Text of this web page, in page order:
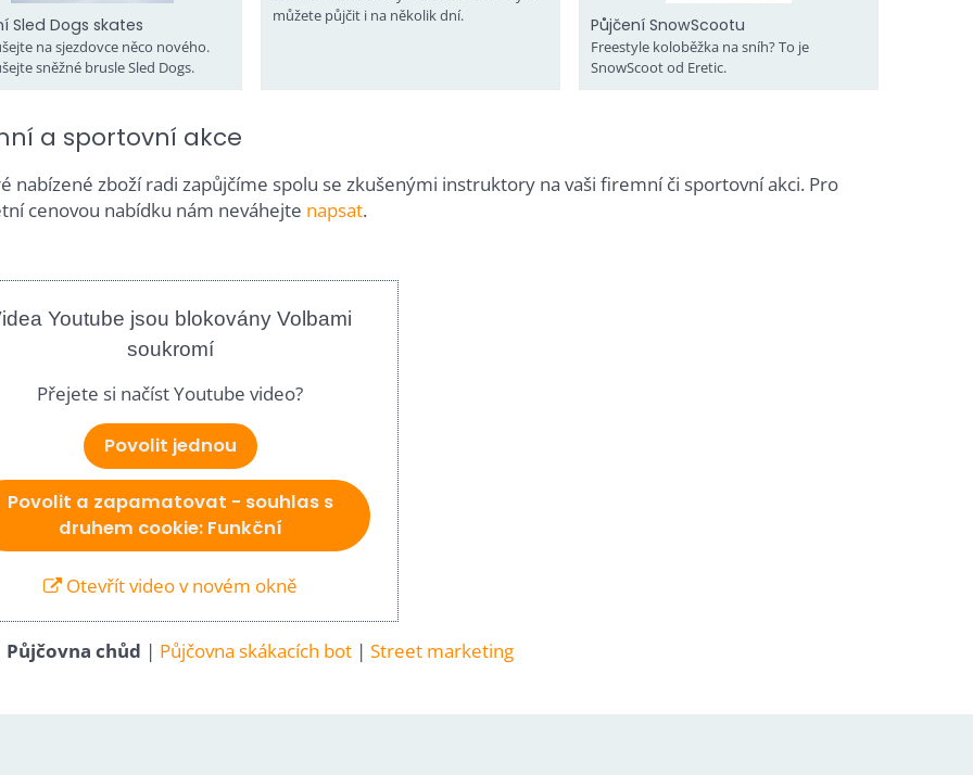
Sled Dogs skates
na sjezdovce něco nového.
sněžné brusle Sled Dogs.
můžete půjčit i na několik dní.
Půjčení SnowScootu
Freestyle koloběžka na sníh? To je
SnowScoot od Eretic.
a sportovní akce
nabízené zboží radi zapůjčíme spolu se zkušenými instruktory na vaši firemní či sportovní akci. Pro
cenovou nabídku nám neváhejte napsat.
Youtube jsou blokovány Volbami
soukromí
Přejete si načíst Youtube video?
Povolit jednou
Povolit a zapamatovat - souhlas s
druhem cookie: Funkční
Otevřít video v novém okně
Půjčovna chůd | Půjčovna skákacích bot| Street marketing